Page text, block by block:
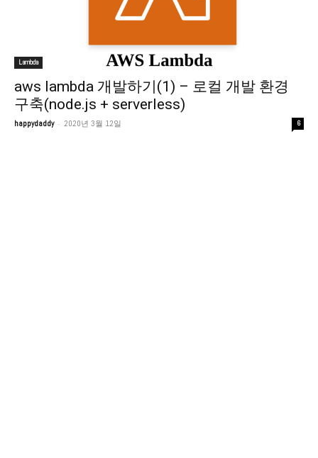
Lambda
aws lambda 개발하기(1) – 로컬 개발 환경
구축(node.js + serverless)
happydaddy - 2020년 3월 12일 6